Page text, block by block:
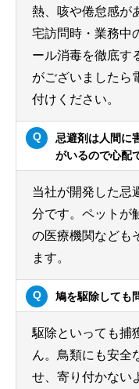
熱、咳や倦怠感が
宅訪問時・業務中
ール消毒を徹底す
がございましたら
付けください。
忌避剤は人間に
がいるので心配
当社が開発した忌
分です。ペットが
の医療機関なども
ます。
鳩を駆除しても
駆除といっても捕
ん。鳥類にも安全
せ、寄り付かない